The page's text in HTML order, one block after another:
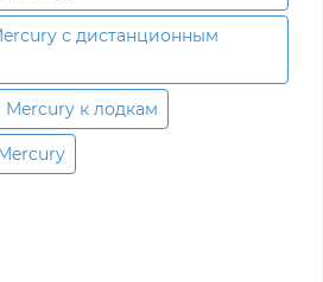
с дистанционным
Mercury к лодкам